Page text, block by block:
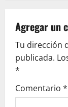
v
i
g
a
Agregar un
Tu dirección
publicada.
*
Comentario *